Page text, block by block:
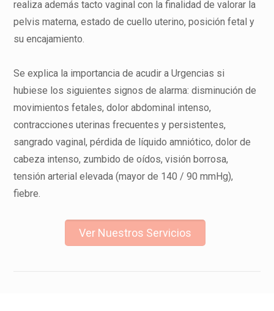
realiza además tacto vaginal con la finalidad de valorar la
pelvis materna, estado de cuello uterino, posición fetal y
su encajamiento.
Se explica la importancia de acudir a Urgencias si
hubiese los siguientes signos de alarma: disminución de
movimientos fetales, dolor abdominal intenso,
contracciones uterinas frecuentes y persistentes,
sangrado vaginal, pérdida de líquido amniótico, dolor de
cabeza intenso, zumbido de oídos, visión borrosa,
tensión arterial elevada (mayor de 140 / 90 mmHg),
fiebre.
Ver Nuestros Servicios